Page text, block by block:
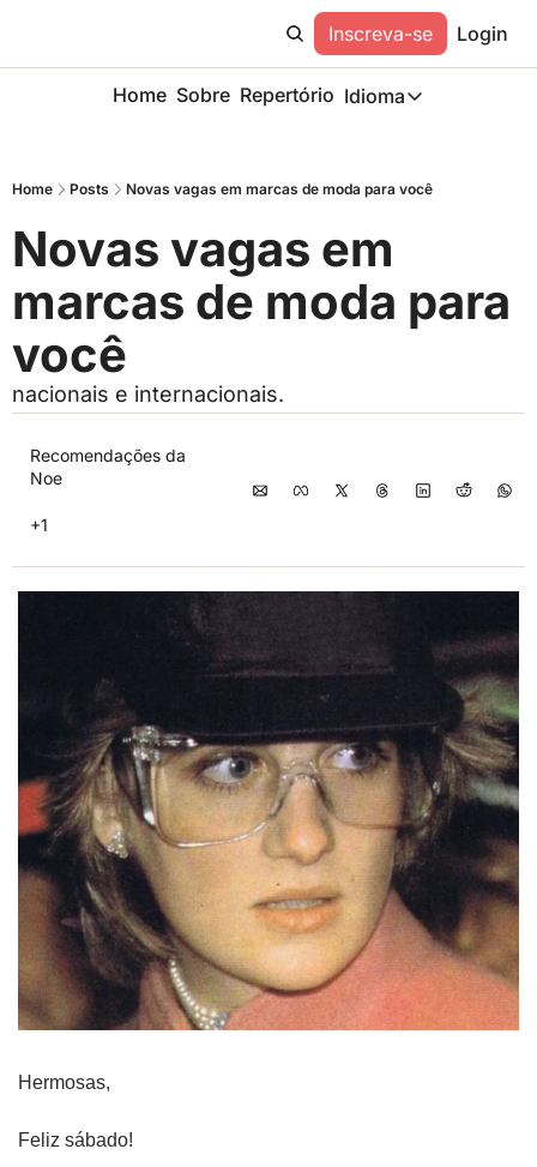
Inscreva-se Login
Home Sobre Repertório Idioma
Idioma
Description
Home Posts Novas vagas em marcas de moda para você
Novas vagas em
marcas de moda para
você
nacionais e internacionais.
Recomendações da
Noe
+1
Hermosas,
Feliz sábado!